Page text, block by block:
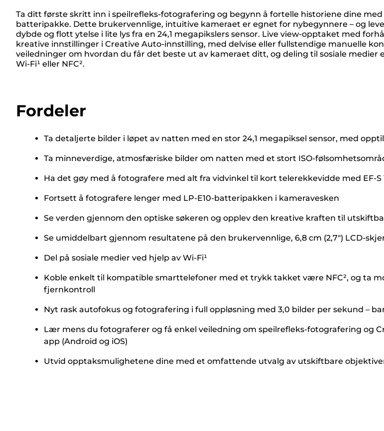
Ta ditt første skritt inn i speilrefleks-fotografering og begynn å fortelle historiene dine med
batteripakke. Dette brukervennlige, intuitive kameraet er egnet for nybegynnere – og
dybde og flott ytelse i lite lys fra en 24,1 megapikslers sensor. Live view-opptaket med
kreative innstillinger i Creative Auto-innstilling, med delvise eller fullstendige manuelle
veiledninger om hvordan du får det beste ut av kameraet ditt, og deling til sosiale
Wi-Fi¹ eller NFC².
Fordeler
Ta detaljerte bilder i løpet av natten med en stor 24,1 megapiksel sensor, med
Ta minneverdige, atmosfæriske bilder om natten med et stort ISO-
Ha det gøy med å fotografere med alt fra vidvinkel til kort telerekkevidde med EF-S
Fortsett å fotografere lenger med LP-E10-batteripakken i kameravesken
Se verden gjennom den optiske søkeren og opplev den kreative kraften til
Se umiddelbart gjennom resultatene på den brukervennlige, 6,8 cm (2,7") LCD-
Del på sosiale medier ved hjelp av Wi-Fi¹
Koble enkelt til kompatible smarttelefoner med et trykk takket være NFC², og ta
fjernkontroll
Nyt rask autofokus og fotografering i full oppløsning med 3,0 bilder per sekund –
Lær mens du fotograferer og få enkel veiledning om speilrefleks-fotografering og
app (Android og iOS)
Utvid opptaksmulighetene dine med et omfattende utvalg av utskiftbare